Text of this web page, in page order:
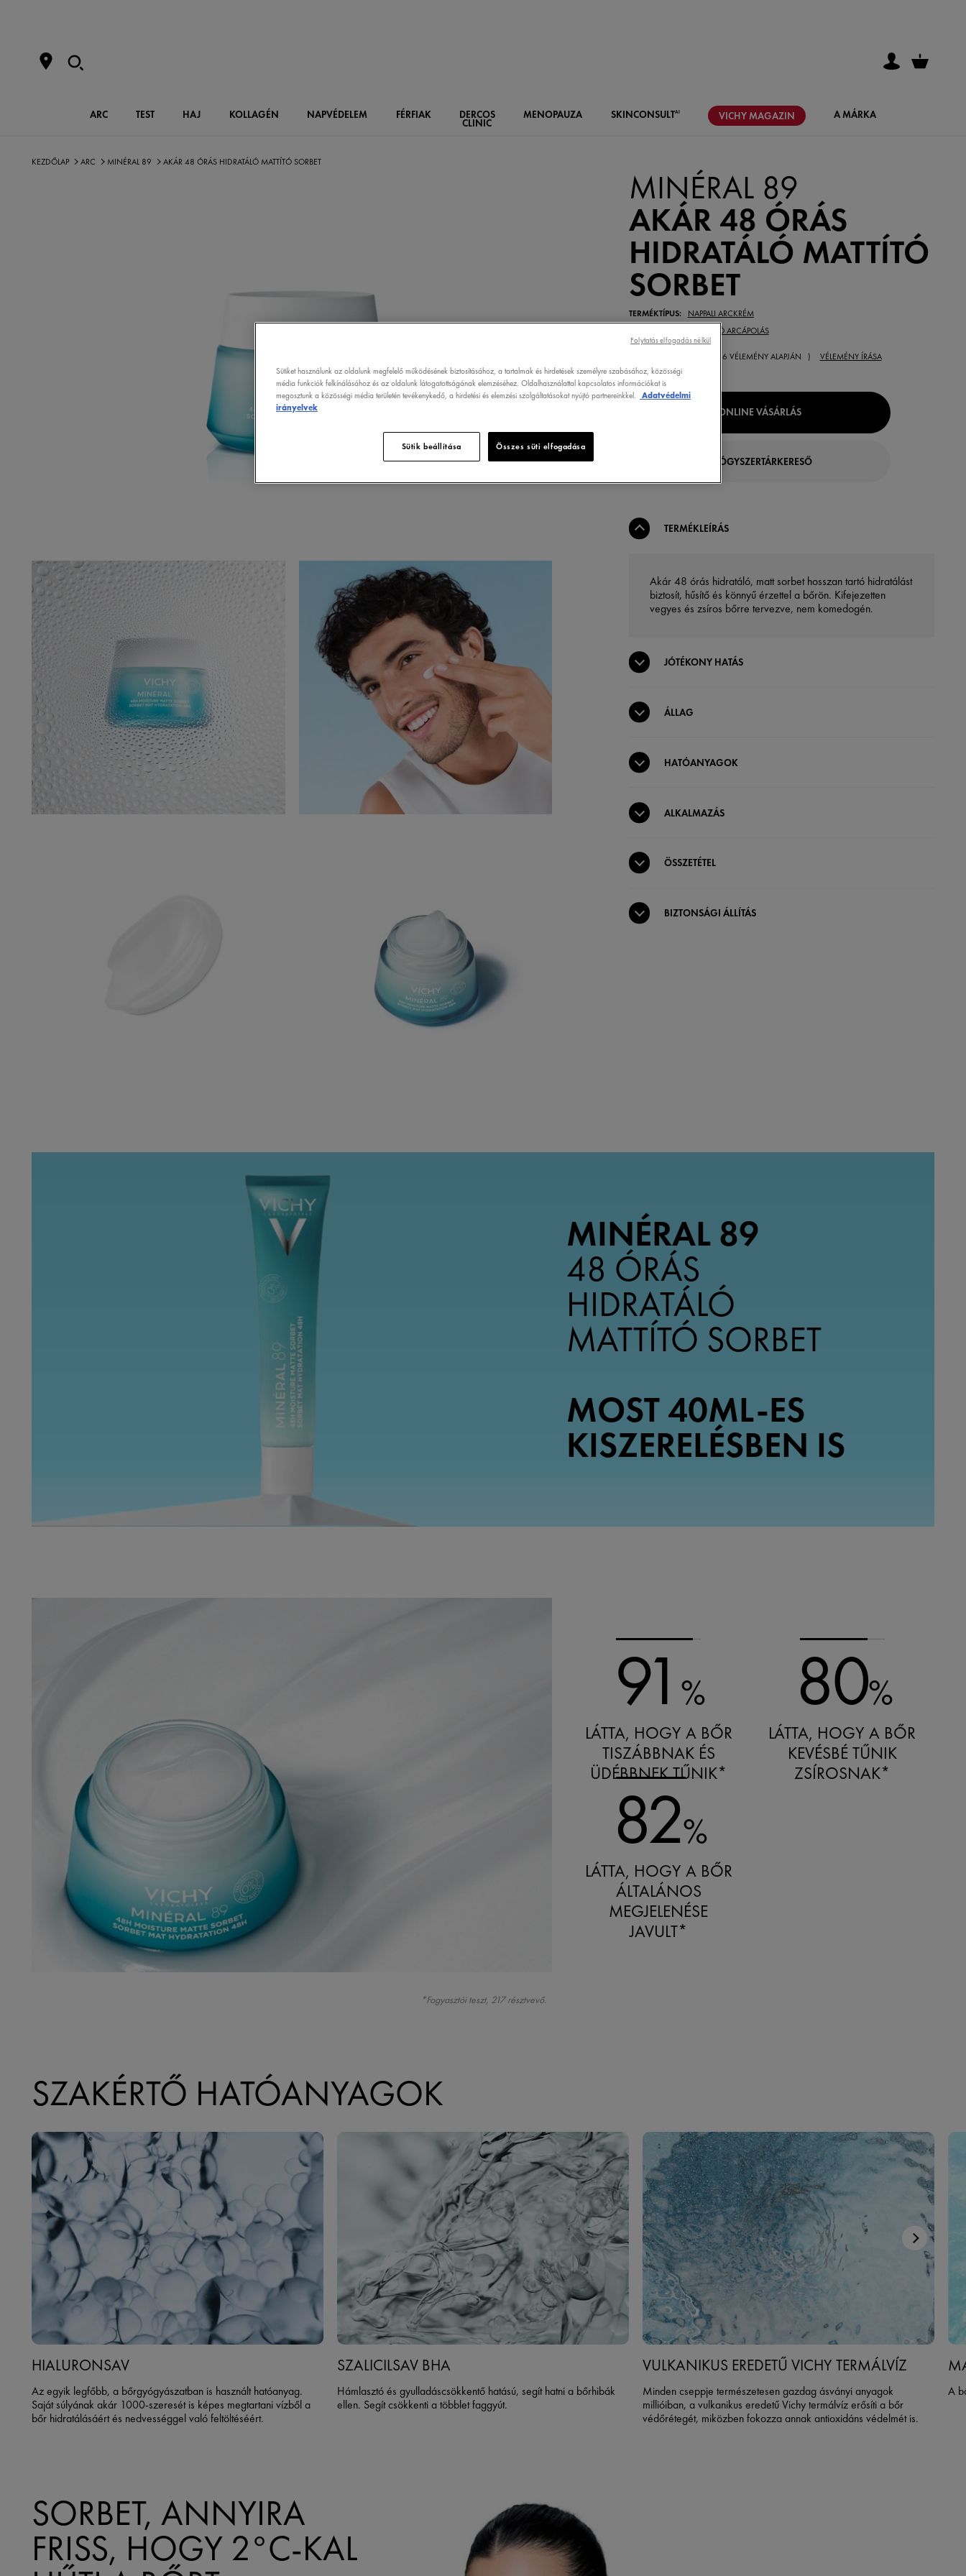
ARC TEST HAJ KOLLAGÉN NAPVÉDELEM FÉRFIAK DERCOS
CLINIC
MENOPAUZA SKINCONSULTAI VICHYMAGAZIN A MÁRKA
KEZDŐLAP ARC MINÉRAL 89 AKÁR 48 ÓRÁS HIDRATÁLÓ MATTÍTÓ SORBET
MINÉRAL 89
AKÁR 48 ÓRÁS
HIDRATÁLÓ MATTÍTÓ
SORBET
TERMÉKTÍPUS:
NAPPALI ARCKRÉM
HIDRATÁLÓ ARCÁPOLÁS
( 16 VÉLEMÉNY ALAPJÁN ) VÉLEMÉNY ÍRÁSA
ONLINE VÁSÁRLÁS
GYÓGYSZERTÁRKERESŐ
TERMÉKLEÍRÁS
Akár 48 órás hidratáló, matt sorbet hosszan tartó hidratálást
biztosít, hűsítő és könnyű érzettel a bőrön. Kifejezetten
vegyes és zsíros bőrre tervezve, nem komedogén.
JÓTÉKONY HATÁS
ÁLLAG
HATÓANYAGOK
ALKALMAZÁS
ÖSSZETÉTEL
BIZTONSÁGI ÁLLÍTÁS
MINÉRAL 89
48 ÓRÁS
HIDRATÁLÓ
MATTÍTÓ SORBET
MOST 40ML-ES
KISZERELÉSBEN IS
91 %
LÁTTA, HOGY A BŐR
TISZÁBBNAK ÉS
ÜDÉBBNEK TŰNIK*
82%
LÁTTA, HOGY A BŐR
ÁLTALÁNOS
MEGJELENÉSE
JAVULT*
80%
LÁTTA, HOGY A BŐR
KEVÉSBÉ TŰNIK
ZSÍROSNAK*
*Fogyasztói teszt, 217 résztvevő.
SZAKÉRTŐ HATÓANYAGOK
HIALURONSAV
Az egyik legfőbb, a bőrgyógyászatban is használt hatóanyag.
Saját súlyának akár 1000-szeresét is képes megtartani vízből a
bőr hidratálásáért és nedvességgel való feltöltéséért.
SZALICILSAV BHA
Hámlasztó és gyulladáscsökkentő hatású, segít hatni a bőrhibák
ellen. Segít csökkenti a többlet faggyút.
VULKANIKUS EREDETŰ VICHY TERMÁLVÍZ
Minden cseppje természetesen gazdag ásványi anyagok
millióiban, a vulkanikus eredetű Vichy termálvíz erősíti a bőr
védőrétegét, miközben fokozza annak antioxidáns védelmét is.
A
SORBET, ANNYIRA
FRISS, HOGY 2°C-KAL
Sütiket használunk az oldalunk megfelelő működésének biztosításához, a tartalmak és hirdetések személyre szabásához, közösségi
média funkciók felkínálásához és az oldalunk látogatottságának elemzéséhez. Oldalhasználattal kapcsolatos információkat is
megosztunk a közösségi média területén tevékenykedő, a hirdetési és elemzési szolgáltatásokat nyújtó partnereinkkel.
Adatvédelmi
irányelvek
Sütik beállítása Összes süti elfogadása
Folytatás elfogadás nélkül